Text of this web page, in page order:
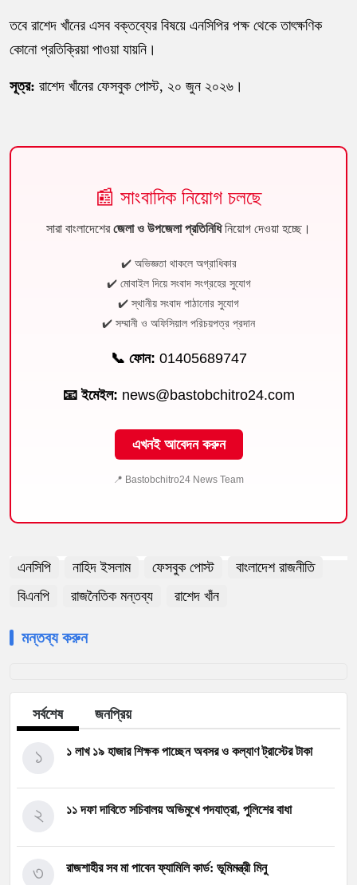
তবে রাশেদ খাঁনের এসব বক্তব্যের বিষয়ে এনসিপির পক্ষ থেকে তাৎক্ষণিক
কোনো প্রতিক্রিয়া পাওয়া যায়নি।
সূত্র: রাশেদ খাঁনের ফেসবুক পোস্ট, ২০ জুন ২০২৬।
📰 সাংবাদিক নিয়োগ চলছে
সারা বাংলাদেশেরজেলা ও উপজেলা প্রতিনিধিনিয়োগ দেওয়া হচ্ছে।
✔️ অভিজ্ঞতা থাকলে অগ্রাধিকার
✔️ মোবাইল দিয়ে সংবাদ সংগ্রহের সুযোগ
✔️ স্থানীয় সংবাদ পাঠানোর সুযোগ
✔️ সম্মানী ও অফিসিয়াল পরিচয়পত্র প্রদান
📞 ফোন: 01405689747
📧 ইমেইল: news@bastobchitro24.com
এখনই আবেদন করুন
📍 Bastobchitro24 News Team
এনসিপি নাহিদ ইসলাম ফেসবুক পোস্ট
বাংলাদেশ রাজনীতি
বিএনপি
রাজনৈতিক মন্তব্য রাশেদ খাঁন
মন্তব্য করুন
সর্বশেষ জনপ্রিয়
১ লাখ ১৯ হাজার শিক্ষক পাচ্ছেন অবসর ও কল্যাণ ট্রাস্টের টাকা
১
১১ দফা দাবিতে সচিবালয় অভিমুখে পদযাত্রা, পুলিশের বাধা
২
রাজশাহীর সব মা পাবেন ফ্যামিলি কার্ড: ভূমিমন্ত্রী মিনু
৩